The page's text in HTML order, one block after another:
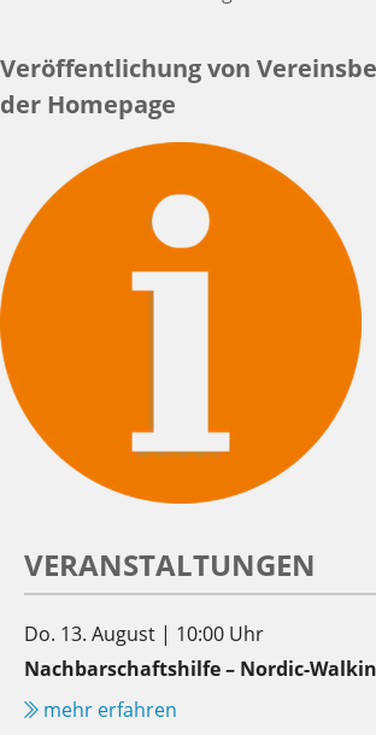
Veröffentlichung von
der Homepage
VERANSTALTUNGEN
Do. 13. August | 10:00 Uhr
Nachbarschaftshilfe – Nordic-
mehr erfahren